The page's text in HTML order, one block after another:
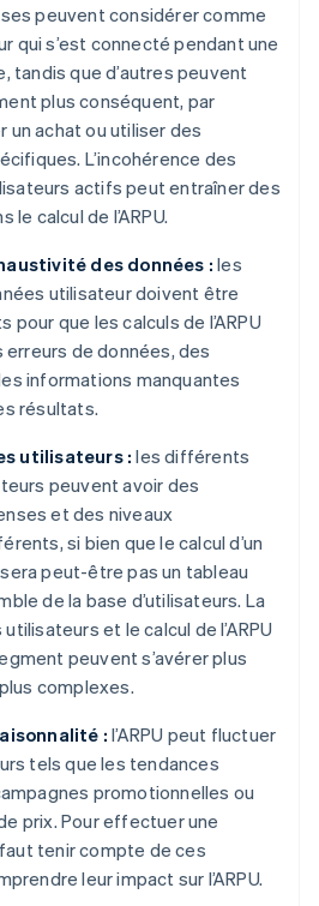
peuvent considérer comme
qui s’est connecté pendant une
tandis que d’autres peuvent
plus conséquent, par
achat ou utiliser des
L’incohérence des
actifs peut entraîner des
calcul de l’ARPU.
des données : les
utilisateur doivent être
que les calculs de l’ARPU
de données, des
informations manquantes
résultats.
utilisateurs : les différents
peuvent avoir des
et des niveaux
si bien que le calcul d’un
peut-être pas un tableau
de la base d’utilisateurs. La
et le calcul de l’ARPU
peuvent s’avérer plus
complexes.
: l’ARPU peut fluctuer
tels que les tendances
promotionnelles ou
prix. Pour effectuer une
tenir compte de ces
leur impact sur l’ARPU.